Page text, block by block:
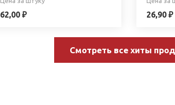
62,00 ₽ 26,90 ₽
Смотреть все хиты